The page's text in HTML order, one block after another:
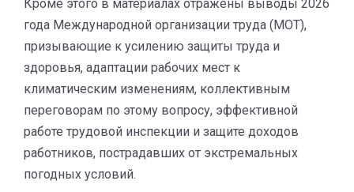
Кроме этого в материалах отражены выводы 2026
года Международной организации труда (МОТ),
призывающие к усилению защиты труда и
здоровья, адаптации рабочих мест к
климатическим изменениям, коллективным
переговорам по этому вопросу, эффективной
работе трудовой инспекции и защите доходов
работников, пострадавших от экстремальных
погодных условий.